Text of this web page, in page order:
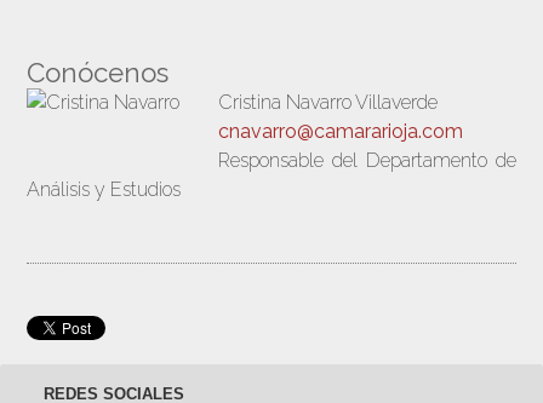
Conócenos
Cristina Navarro Villaverde
cnavarro@camararioja.com
Responsable del Departamento de
Análisis y Estudios
REDES SOCIALES